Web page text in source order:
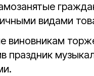
видами
виновникам
праздник